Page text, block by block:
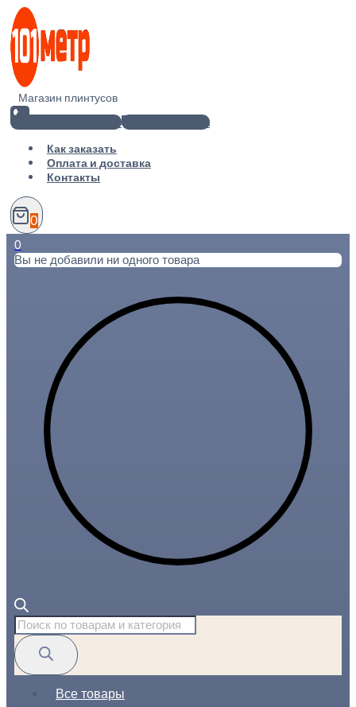
Перейти
содержимому
Магазин плинтусов
+7(812) 920-02-38
info@101metr.ru
Как заказать
Оплата и доставка
Контакты
0
0
Вы не добавили ни одного товара
Поиск
товаров
Все товары